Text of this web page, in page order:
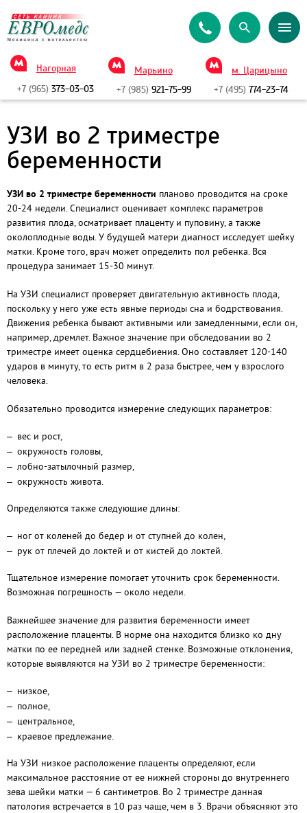
Нагорная
+7 (965) 373-03-03
Марьино
+7 (985)921-75-99
м. Царицыно
+7 (495) 774-23-74
УЗИ во 2 триместре
беременности
УЗИ во 2 триместре беременности планово проводится на сроке
20-24 недели. Специалист оценивает комплекс параметров
развития плода, осматривает плаценту и пуповину, а также
околоплодные воды. У будущей матери диагност исследует шейку
матки. Кроме того, врач может определить пол ребенка. Вся
процедура занимает 15-30 минут.
На УЗИ специалист проверяет двигательную активность плода,
поскольку у него уже есть явные периоды сна и бодрствования.
Движения ребенка бывают активными или замедленными, если он,
например, дремлет. Важное значение при обследовании во 2
триместре имеет оценка сердцебиения. Оно составляет 120-140
ударов в минуту, то есть ритм в 2 раза быстрее, чем у взрослого
человека.
Обязательно проводится измерение следующих параметров:
вес и рост,
окружность головы,
лобно-затылочный размер,
окружность живота.
Определяются также следующие длины:
ног от коленей до бедер и от ступней до колен,
рук от плечей до локтей и от кистей до локтей.
Тщательное измерение помогает уточнить срок беременности.
Возможная погрешность — около недели.
Важнейшее значение для развития беременности имеет
расположение плаценты. В норме она находится близко ко дну
матки по ее передней или задней стенке. Возможные отклонения,
которые выявляются на УЗИ во 2 триместре беременности:
низкое,
полное,
центральное,
краевое предлежание.
На УЗИ низкое расположение плаценты определяют, если
максимальное расстояние от ее нижней стороны до внутреннего
зева шейки матки — 6 сантиметров. Во 2 триместре данная
патология встречается в 10 раз чаще, чем в 3. Врачи объясняют это